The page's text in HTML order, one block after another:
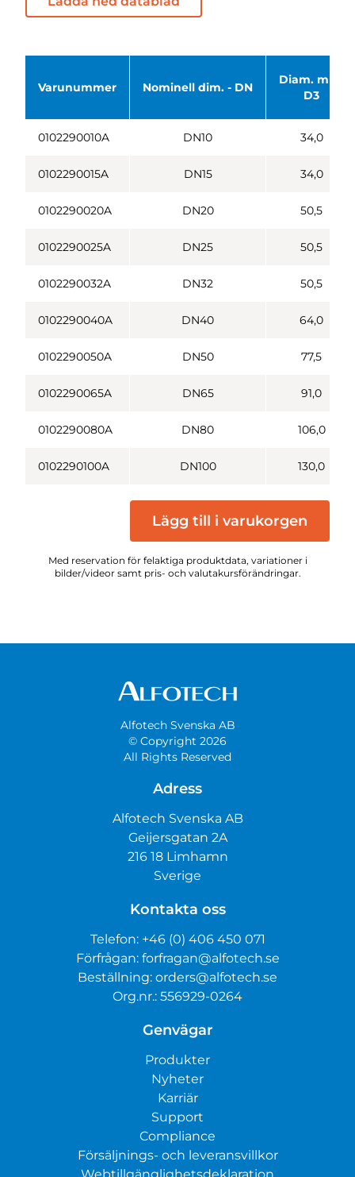
Varunummer Nominell dim. - DN
Diam. mm.
D3
0102290010A DN10 34,0
0102290015A DN15 34,0
0102290020A DN20 50,5
0102290025A DN25 50,5
0102290032A DN32 50,5
0102290040A DN40 64,0
0102290050A DN50 77,5
0102290065A DN65 91,0
0102290080A DN80 106,0
0102290100A DN100 130,0
Lägg till i varukorgen
Med reservation för felaktiga produktdata, variationer i
bilder/videor samt pris- och valutakursförändringar.
Alfotech Svenska AB
© Copyright 2026
All Rights Reserved
Adress
Alfotech Svenska AB
Geijersgatan 2A
216 18 Limhamn
Sverige
Kontakta oss
Telefon: +46 (0) 406 450 071
Förfrågan: forfragan@alfotech.se
Beställning: orders@alfotech.se
Org.nr.: 556929-0264
Genvägar
Produkter
Nyheter
Karriär
Support
Compliance
Försäljnings- och leveransvillkor